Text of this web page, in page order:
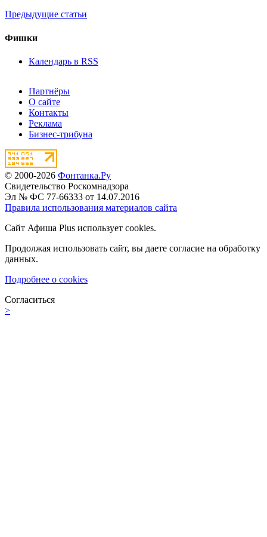
Предыдущие статьи
Фишки
Календарь в RSS
Партнёры
О сайте
Контакты
Реклама
Бизнес-трибуна
© 2000-2026 Фонтанка.Ру
Свидетельство Роскомнадзора
Эл № ФС 77-66333 от 14.07.2016
Правила использования материалов сайта
Сайт Афиша Plus использует cookies.
Продолжая использовать сайт, вы даете согласие на обработку
данных.
Подробнее о cookies
Согласиться
>